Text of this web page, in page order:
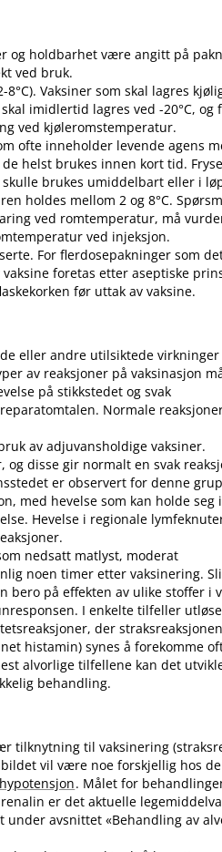
og holdbarhet være angitt på
ved bruk.
Vaksiner som skal lagres
imidlertid lagres ved -20°C, og
ved kjøleromstemperatur.
ofte inneholder levende agens
helst brukes innen kort tid.
brukes umiddelbart eller i
holdes mellom 2 og 8°C.
ved romtemperatur, må
ved injeksjon.
For flerdosepakninger som
foretas etter aseptiske
før uttak av vaksine.
eller andre utilsiktede virkninger
av reaksjoner på vaksinasjon
på stikkstedet og svak
Normale
av adjuvansholdige vaksiner.
disse gir normalt en svak
er observert for denne
med hevelse som kan holde seg
Hevelse i regionale
nedsatt matlyst, moderat
noen timer etter vaksinering.
bero på effekten av ulike stoffer i
I enkelte tilfeller
der
histamin) synes å forekomme
alvorlige tilfellene kan det
behandling.
tilknytning til vaksinering
vil være noe forskjellig hos
hypotensjon. Målet for
er det aktuelle
avsnittet «Behandling av